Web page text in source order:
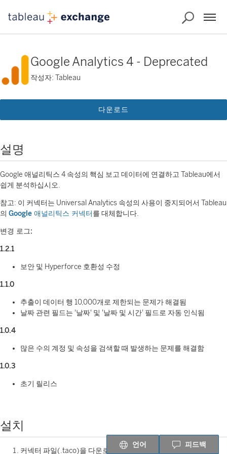
Google Analytics 4 - Deprecated
작성자: Tableau
다운로드
설명
Google 애널리틱스 4 속성의 핵심 보고 데이터에 연결하고 Tableau에서
쉽게 분석하십시오.
참고: 이 커넥터는 Universal Analytics 속성의 사용이 중지되어서 Tableau
의 Google 애널리틱스 커넥터를 대체합니다.
변경 로그:
1.2.1
보안 및 Hyperforce 호환성 수정
1.1.0
추출이 데이터 행 10,000개로 제한되는 문제가 해결됨
날짜 관련 필드는 '날짜' 및 '날짜 및 시간' 필드로 자동 인식됨
1.0.4
많은 수의 계정 및 속성을 검색할 때 발생하는 문제를 해결함
1.0.3
초기 릴리스
설치
커넥터 파일(.taco)을 다운로드합니다.
언어 피드백